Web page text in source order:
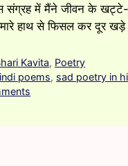
में मैंने जीवन के खट्टे-
हाथ से फिसल कर दूर खड़े
Kavita, Poetry
poems, sad poetry in